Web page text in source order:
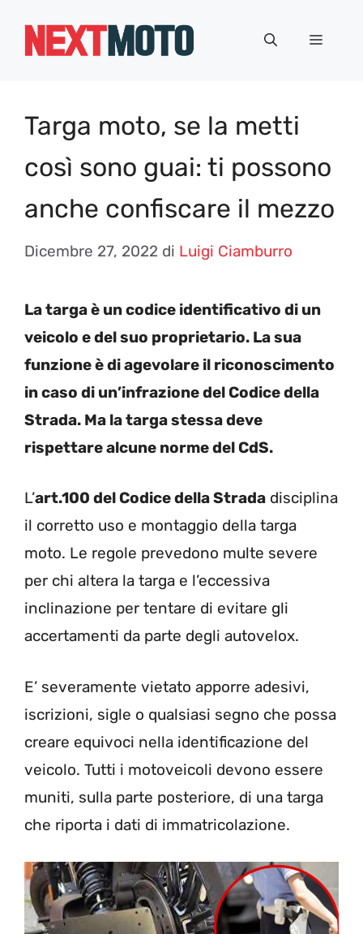
Menu
Targa moto, se la metti
così sono guai: ti possono
anche confiscare il mezzo
Dicembre 27, 2022 di Luigi Ciamburro
La targa è un codice identificativo di un
veicolo e del suo proprietario. La sua
funzione è di agevolare il riconoscimento
in caso di un’infrazione del Codice della
Strada. Ma la targa stessa deve
rispettare alcune norme del CdS.
L’art.100 del Codice della Strada disciplina
il corretto uso e montaggio della targa
moto. Le regole prevedono multe severe
per chi altera la targa e l’eccessiva
inclinazione per tentare di evitare gli
accertamenti da parte degli autovelox.
E’ severamente vietato apporre adesivi,
iscrizioni, sigle o qualsiasi segno che possa
creare equivoci nella identificazione del
veicolo. Tutti i motoveicoli devono essere
muniti, sulla parte posteriore, di una targa
che riporta i dati di immatricolazione.